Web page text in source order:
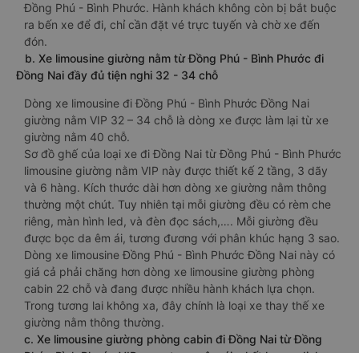
Đồng Phú - Bình Phước. Hành khách không còn bị bắt buộc
ra bến xe để đi, chỉ cần đặt vé trực tuyến và chờ xe đến
đón.
b. Xe limousine giường nằm từ Đồng Phú - Bình Phước đi
Đồng Nai đầy đủ tiện nghi 32 - 34 chỗ
Dòng xe limousine đi Đồng Phú - Bình Phước Đồng Nai
giường nằm VIP 32 – 34 chỗ là dòng xe được làm lại từ xe
giường nằm 40 chỗ.
Sơ đồ ghế của loại xe đi Đồng Nai từ Đồng Phú - Bình Phước
limousine giường nằm VIP này được thiết kế 2 tầng, 3 dãy
và 6 hàng. Kích thước dài hơn dòng xe giường nằm thông
thường một chút. Tuy nhiên tại mỗi giường đều có rèm che
riêng, màn hình led, và đèn đọc sách,…. Mỗi giường đều
được bọc da êm ái, tương đương với phân khúc hạng 3 sao.
Dòng xe limousine Đồng Phú - Bình Phước Đồng Nai này có
giá cả phải chăng hơn dòng xe limousine giường phòng
cabin 22 chỗ và đang được nhiều hành khách lựa chọn.
Trong tương lai không xa, đây chính là loại xe thay thế xe
giường nằm thông thường.
c. Xe limousine giường phòng cabin đi Đồng Nai từ Đồng